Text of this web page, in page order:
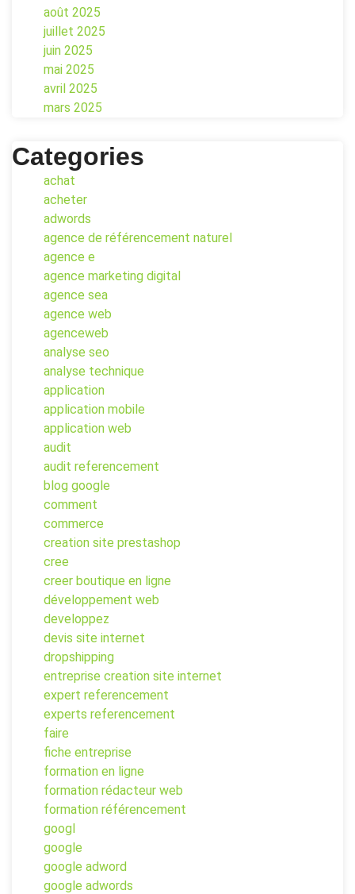
août 2025
juillet 2025
juin 2025
mai 2025
avril 2025
mars 2025
Categories
achat
acheter
adwords
agence de référencement naturel
agence e
agence marketing digital
agence sea
agence web
agenceweb
analyse seo
analyse technique
application
application mobile
application web
audit
audit referencement
blog google
comment
commerce
creation site prestashop
cree
creer boutique en ligne
développement web
developpez
devis site internet
dropshipping
entreprise creation site internet
expert referencement
experts referencement
faire
fiche entreprise
formation en ligne
formation rédacteur web
formation référencement
googl
google
google adword
google adwords